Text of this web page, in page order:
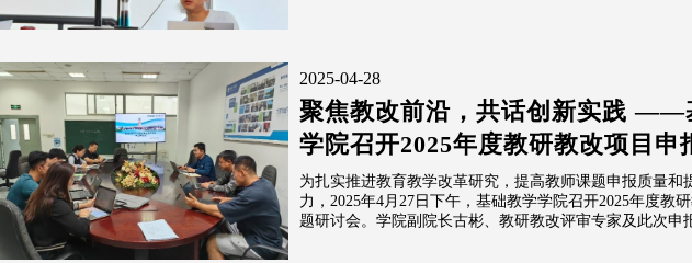
2025-04-28
聚焦教改前沿，共话创新实践 ——
学院召开2025年度教研教改项目申
为扎实推进教育教学改革研究，提高教师课题申报质量和
力，2025年4月27日下午，基础教学学院召开2025年度教
题研讨会。学院副院长古彬、教研教改评审专家及此次申